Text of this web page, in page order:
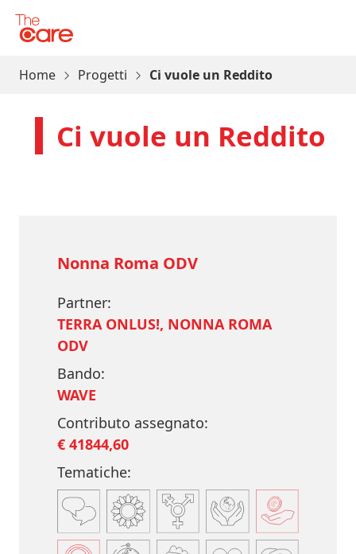
The Care
Home Progetti Ci vuole un Reddito
Ci vuole un Reddito
Nonna Roma ODV
Partner:
TERRA ONLUS!, NONNA ROMA
ODV
Bando:
WAVE
Contributo assegnato:
€ 41844,60
Tematiche: